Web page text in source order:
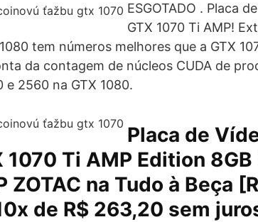
ESGOTADO . Placa
GTX 1070 Ti AMP!
tem números melhores que a GTX
da contagem de núcleos CUDA de
e 2560 na GTX 1080.
Placa de
1070 Ti AMP Edition 8GB
ZOTAC na Tudo à Beça
de R$ 263,20 sem